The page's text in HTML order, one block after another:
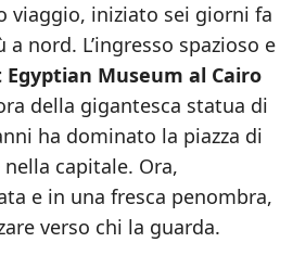
viaggio, iniziato sei giorni fa
nord. L’ingresso spazioso e
Egyptian Museum al Cairo
della gigantesca statua di
ha dominato la piazza di
capitale. Ora,
e in una fresca penombra,
verso chi la guarda.